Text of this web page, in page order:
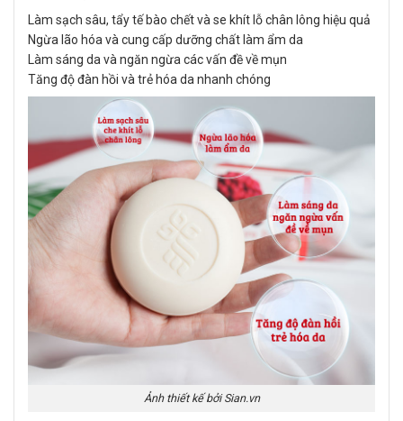
Làm sạch sâu, tẩy tế bào chết và se khít lỗ chân lông hiệu quả
Ngừa lão hóa và cung cấp dưỡng chất làm ẩm da
Làm sáng da và ngăn ngừa các vấn đề về mụn
Tăng độ đàn hồi và trẻ hóa da nhanh chóng
Ảnh thiết kế bởi Sian.vn